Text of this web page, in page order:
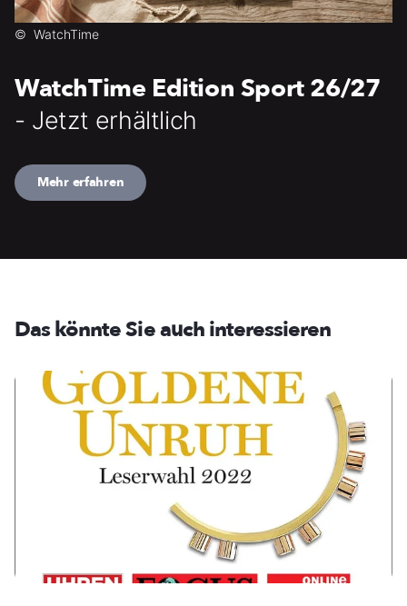
© WatchTime
WatchTime Edition Sport 26/27
- Jetzt erhältlich
Mehr erfahren
Das könnte Sie auch interessieren